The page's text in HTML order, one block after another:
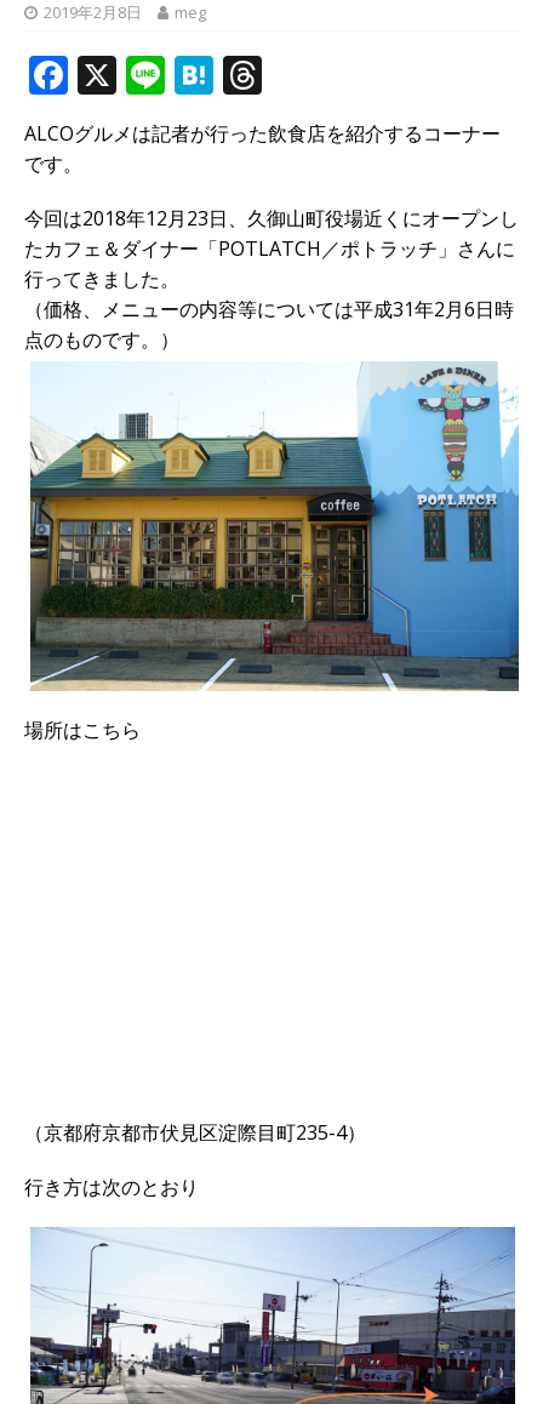
2019年2月8日 meg
F
a
c
e
b
o
o
k
X Li
n
e
H
at
e
a
h
r
a
d
s
ALCOグルメは記者が行った飲食店を紹介するコーナー
です。
今回は2018年12月23日、久御山町役場近くにオープンし
たカフェ＆ダイナー「POTLATCH／ポトラッチ」さんに
行ってきました。
（価格、メニューの内容等については平成31年2月6日時
点のものです。）
場所はこちら
（京都府京都市伏見区淀際目町235-4）
行き方は次のとおり